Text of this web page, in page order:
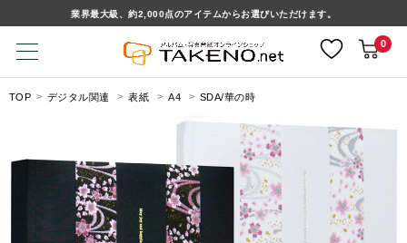
業界最大級、約2,000点のアイテムからお選びいただけます。
0
TOP デジタル関連 表紙 A4 SDA/華の時